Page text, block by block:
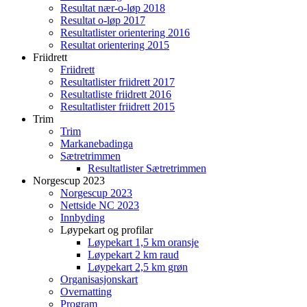
Resultat nær-o-løp 2018
Resultat o-løp 2017
Resultatlister orientering 2016
Resultat orientering 2015
Friidrett
Friidrett
Resultatlister friidrett 2017
Resultatliste friidrett 2016
Resultatlister friidrett 2015
Trim
Trim
Markanebadinga
Sætretrimmen
Resultatlister Sætretrimmen
Norgescup 2023
Norgescup 2023
Nettside NC 2023
Innbyding
Løypekart og profilar
Løypekart 1,5 km oransje
Løypekart 2 km raud
Løypekart 2,5 km grøn
Organisasjonskart
Overnatting
Program